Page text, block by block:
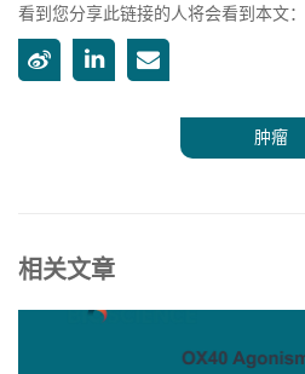
看到您分享此链接的人将会看到本文：
肿瘤
相关文章